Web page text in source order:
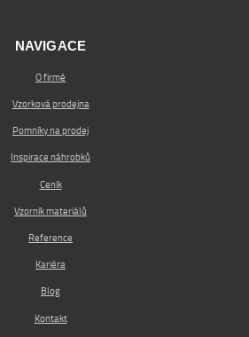
NAVIGACE
O firmě
Vzorková prodejna
Pomníky na prodej
Inspirace náhrobků
Ceník
Vzorník materiálů
Reference
Kariéra
Blog
Kontakt